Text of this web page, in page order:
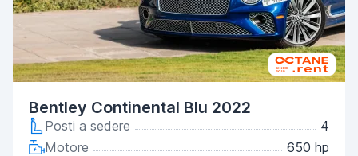
Bentley Continental Blu 2022
Posti a sedere
4
Motore
650 hp